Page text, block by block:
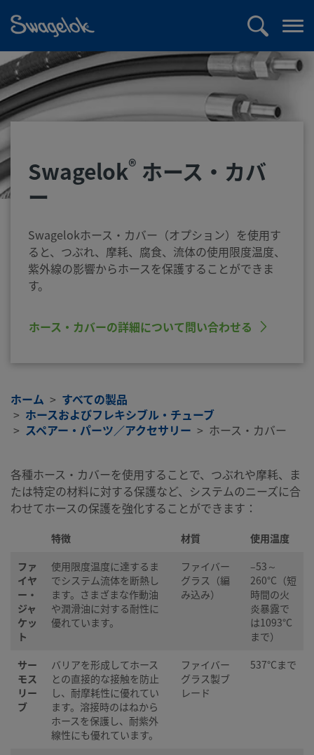
索
ニ
ュ
Swagelok® ホース・カバ
ー
Swagelokホース・カバー（オプション）を使用す
ると、つぶれ、摩耗、腐食、流体の使用限度温度、
紫外線の影響からホースを保護することができま
す。
ホース・カバーの詳細について問い合わせる
ホーム
すべての製品
ホースおよびフレキシブル・チューブ
スペアー・パーツ／アクセサリー
ホース・カバー
各種ホース・カバーを使用することで、つぶれや摩耗、ま
たは特定の材料に対する保護など、システムのニーズに合
わせてホースの保護を強化することができます：
特徴 材質
使用温度
ファ
イヤ
ー・
ジャ
ケッ
ト
使用限度温度に達するま
でシステム流体を断熱し
ます。さまざまな作動油
や潤滑油に対する耐性に
優れています。
ファイバー
グラス（編
み込み）
–53～
260°C（短
時間の火
炎暴露で
は1093°C
まで）
サー
モス
リー
ブ
バリアを形成してホース
との直接的な接触を防止
し、耐摩耗性に優れてい
ます。溶接時のはねから
ホースを保護し、耐紫外
線性にも優れています。
ファイバー
グラス製ブ
レード
537°Cまで